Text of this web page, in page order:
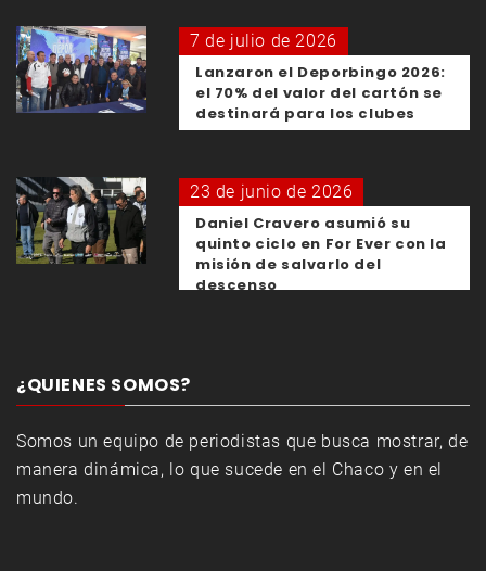
7 de julio de 2026
Lanzaron el Deporbingo 2026:
el 70% del valor del cartón se
destinará para los clubes
23 de junio de 2026
Daniel Cravero asumió su
quinto ciclo en For Ever con la
misión de salvarlo del
descenso
¿QUIENES SOMOS?
Somos un equipo de periodistas que busca mostrar, de
manera dinámica, lo que sucede en el Chaco y en el
mundo.